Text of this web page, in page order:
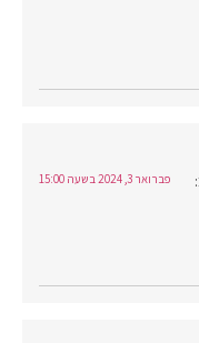
פברואר 3, 2024 בשעה 15:00